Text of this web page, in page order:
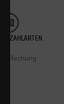
Rechung